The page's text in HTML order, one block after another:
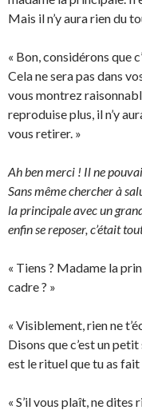
Mais il n’y aura rien du
« Bon, considérons que
Cela ne sera pas dans
vous montrez
reproduise plus, il n’y
vous retirer. »
Ah ben merci ! Il ne
Sans même chercher à
la principale avec un
enfin se reposer, c’était
« Tiens ? Madame la
cadre ? »
« Visiblement, rien ne
Disons que c’est un
est le rituel que tu as fait
« S’il vous plaît, ne dites